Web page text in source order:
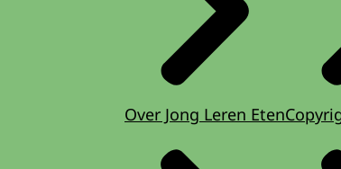
Over Jong Leren Eten